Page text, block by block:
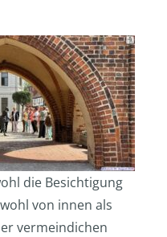
die Besichtigung
von innen als
vermeindichen